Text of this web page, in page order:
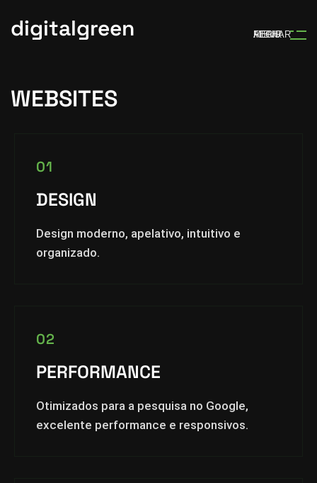
digitalgreen MENU
ABRIR
FECHAR
WEBSITES
01
DESIGN
Design moderno, apelativo, intuitivo e
organizado.
02
PERFORMANCE
Otimizados para a pesquisa no Google,
excelente performance e responsivos.